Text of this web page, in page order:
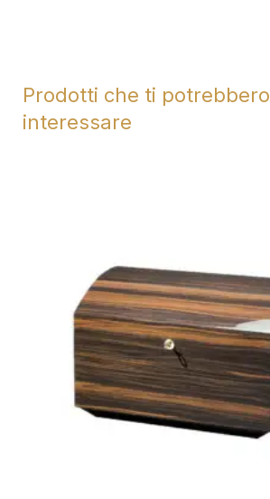
Prodotti che ti potrebbero
interessare